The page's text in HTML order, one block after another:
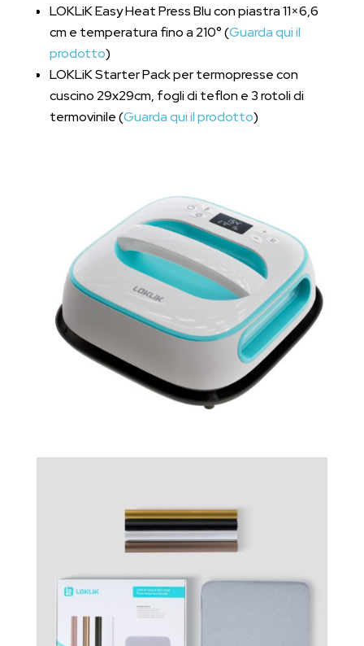
LOKLiK Easy Heat Press Blu con piastra 11×6,6
cm e temperatura fino a 210° (Guarda qui il
prodotto)
LOKLiK Starter Pack per termopresse con
cuscino 29x29cm, fogli di teflon e 3 rotoli di
termovinile (Guarda qui il prodotto)